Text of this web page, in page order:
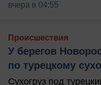
вчера в 04:55
Происшествия
У берегов
по турецкому
Сухогруз под